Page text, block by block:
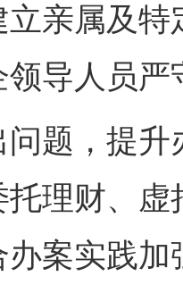
立亲属及
领导人员
，提升
理财、
办案实践